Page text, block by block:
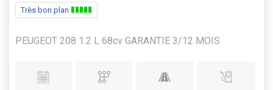
Très bon plan
PEUGEOT 208 1.2 L 68cv GARANTIE 3/12 MOIS